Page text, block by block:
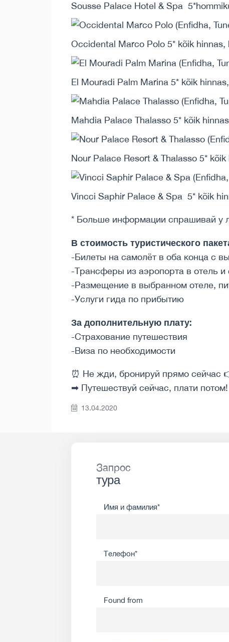
Sousse Palace Hotel & Spa
Occidental Marco Polo 5* kõik hinnas,
El Mouradi Palm Marina 5* kõik
Mahdia Palace Thalasso 5* kõik
Nour Palace Resort & Thalasso 5*
Vincci Saphir Palace & Spa 5* kõik
* Больше информации спрашивай у
В стоимость туристического
-Билеты на самолёт в оба конца с
-Трансферы из аэропорта в отель и
-Размещение в выбранном отеле,
-Услуги гида по прибытию
За дополнительную плату:
-Страхование путешествия
-Виза по необходимости
⏰ Не жди, бронируй прямо сейчас
➡ Путешествуй сейчас, плати
13.04.2020
Запрос
тура
Имя и фамилия*
Телефон*
Found from